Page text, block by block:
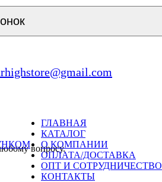
ГЛАВНАЯ
КАТАЛОГ
О КОМПАНИИ
ОПЛАТА/ДОСТАВКА
ОПТ И СОТРУДНИЧЕСТВО
КОНТАКТЫ
вопросу.